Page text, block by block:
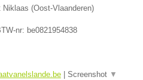
Niklaas (Oost-Vlaanderen)
nr: be0821954838
Screenshot ▼